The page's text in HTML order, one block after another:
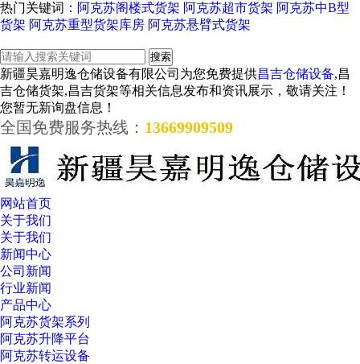
热门关键词： 阿克苏阁楼式货架 阿克苏超市货架 阿克苏中B型
货架 阿克苏重型货架库房 阿克苏悬臂式货架
新疆昊嘉明逸仓储设备有限公司为您免费提供昌吉仓储设备,昌
吉仓储货架,昌吉货架等相关信息发布和资讯展示，敬请关注！
您暂无新询盘信息！
全国免费服务热线： 13669909509
网站首页
关于我们
关于我们
新闻中心
公司新闻
行业新闻
产品中心
阿克苏货架系列
阿克苏升降平台
阿克苏转运设备